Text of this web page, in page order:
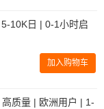
10K日 | 0-1小时启
加入购物车
质量 | 欧洲用户 | 1-